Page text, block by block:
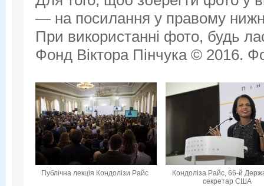
— на посилання у правому
При використанні фото, будь
Фонд Віктора Пінчука © 2016.
Публічна лекція Кондолізи Райс
Кондоліза Райс, 66-й
секретар США